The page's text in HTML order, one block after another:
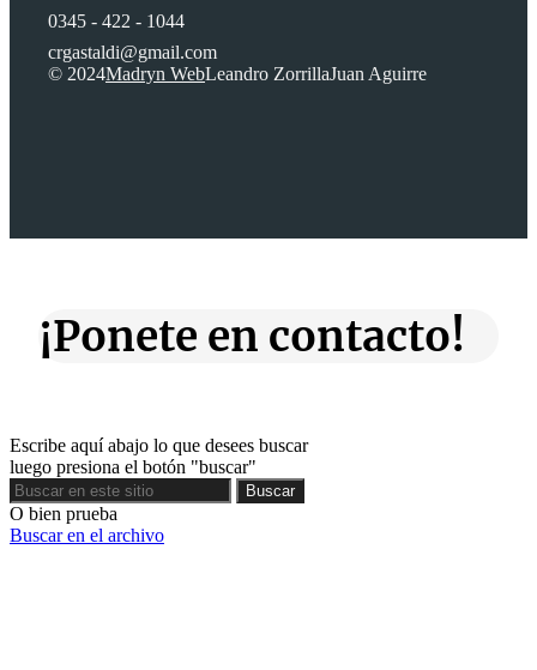
0345 - 422 - 1044
crgastaldi@gmail.com
© 2024Madryn WebLeandro ZorrillaJuan Aguirre
¡Ponete en contacto!
Escribe aquí abajo lo que desees buscar
luego presiona el botón "buscar"
Buscar
Buscar
O bien prueba
Buscar en el archivo